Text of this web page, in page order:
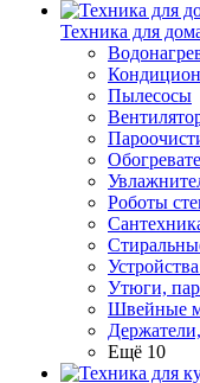
Техника для
Пылесосы
Роботы
Утюги,
Швейные
Ещё 10